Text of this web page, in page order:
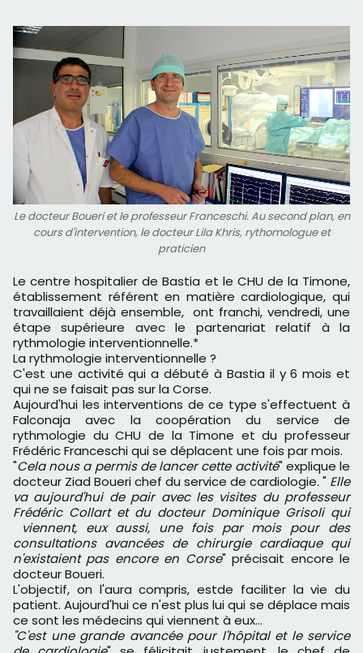
Le docteur Boueri et le professeur Franceschi. Au second plan, en
cours d'intervention, le docteur Lila Khris, rythomologue et
praticien
Le centre hospitalier de Bastia et le CHU de la Timone,
établissement référent en matière cardiologique, qui
travaillaient déjà ensemble, ont franchi, vendredi, une
étape supérieure avec le partenariat relatif à la
rythmologie interventionnelle.*
La rythmologie interventionnelle ?
C'est une activité qui a débuté à Bastia il y 6 mois et
qui ne se faisait pas sur la Corse.
Aujourd'hui les interventions de ce type s'effectuent à
Falconaja avec la coopération du service de
rythmologie du CHU de la Timone et du professeur
Frédéric Franceschi qui se déplacent une fois par mois.
"Cela nous a permis de lancer cette activité" explique le
docteur Ziad Boueri chef du service de cardiologie. " Elle
va aujourd'hui de pair avec les visites du professeur
Frédéric Collart et du docteur Dominique Grisoli qui
viennent, eux aussi, une fois par mois pour des
consultations avancées de chirurgie cardiaque qui
n'existaient pas encore en Corse" précisait encore le
docteur Boueri.
L'objectif, on l'aura compris, estde faciliter la vie du
patient. Aujourd'hui ce n'est plus lui qui se déplace mais
ce sont les médecins qui viennent à eux…
"C'est une grande avancée pour l'hôpital et le service